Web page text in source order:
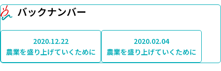
バックナンバー
2020.12.22
農業を盛り上げていくために
2020.02.04
農業を盛り上げていくために